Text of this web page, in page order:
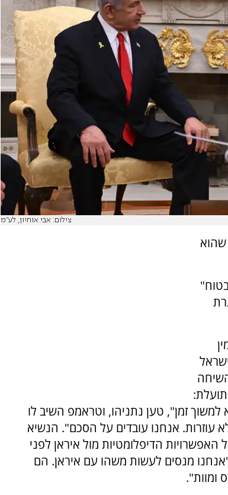
צילום: אבי אוחיון, לע"מ
זמן", טען נתניהו, וטראמפ השיב לו
עוזרות. אנחנו עובדים על הסכם". הנשיא
הדיפלומטיות מול איראן לפני
מנסים לעשות משהו עם איראן. הם
ומוות".